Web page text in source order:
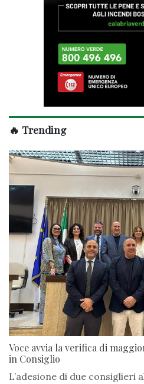
🔥 Trending
Voce avvia la verifica di
in Consiglio
L’adesione di due consiglieri